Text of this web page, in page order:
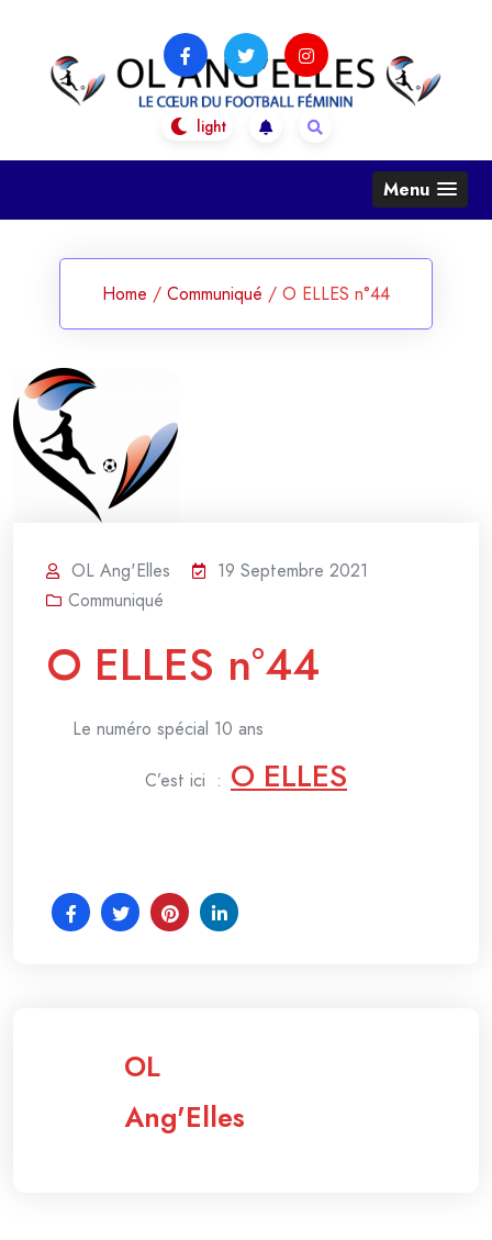
content
OL Ang'Elles
Le coeur du football féminin
Menu
Home / Communiqué / O ELLES n°44
OL Ang'Elles
19 Septembre 2021
Communiqué
O ELLES n°44
Le numéro spécial 10 ans
C’est ici : O ELLES
OL
Ang'Elles